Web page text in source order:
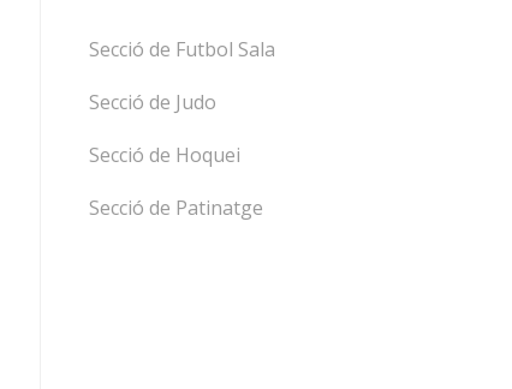
Secció de Futbol Sala
Secció de Judo
Secció de Hoquei
Secció de Patinatge